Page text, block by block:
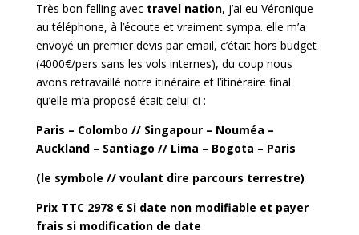
Très bon felling avectravel nation, j’ai eu Véronique
au téléphone, à l’écoute et vraiment sympa. elle m’a
envoyé un premier devis par email, c’était hors budget
(4000€/pers sans les vols internes), du coup nous
avons retravaillé notre itinéraire et l’itinéraire final
qu’elle m’a proposé était celui ci :
Paris – Colombo // Singapour – Nouméa –
Auckland – Santiago // Lima – Bogota – Paris
(le symbole // voulant dire parcours terrestre)
Prix TTC 2978 € Si date non modifiable et payer
frais si modification de date